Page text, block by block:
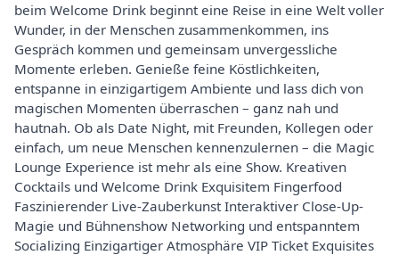
beim Welcome Drink beginnt eine Reise in eine Welt voller
Wunder, in der Menschen zusammenkommen, ins
Gespräch kommen und gemeinsam unvergessliche
Momente erleben. Genieße feine Köstlichkeiten,
entspanne in einzigartigem Ambiente und lass dich von
magischen Momenten überraschen – ganz nah und
hautnah. Ob als Date Night, mit Freunden, Kollegen oder
einfach, um neue Menschen kennenzulernen – die Magic
Lounge Experience ist mehr als eine Show. Kreativen
Cocktails und Welcome Drink Exquisitem Fingerfood
Faszinierender Live-Zauberkunst Interaktiver Close-Up-
Magie und Bühnenshow Networking und entspanntem
Socializing Einzigartiger Atmosphäre VIP Ticket Exquisites